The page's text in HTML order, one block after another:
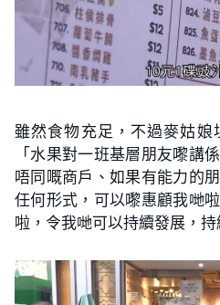
雖然食物充足，不過麥姑娘
「水果對一班基層朋友嚟講
唔同嘅商戶、如果有能力的
任何形式，可以嚟惠顧我哋
啦，令我哋可以持續發展，持